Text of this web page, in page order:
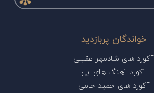
خواندگان پربازدید
آکورد های شادمهر عقیلی
آکورد آهنگ های ابی
آکورد های حمید حامی